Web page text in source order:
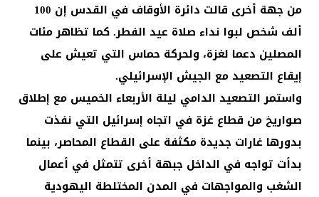
من جهة أخرى قالت دائرة الأوقاف في القدس إن 100
ألف شخص لبوا نداء صلاة عيد الفطر. كما تظاهر مئات
المصلين دعما لغزة، ولحركة حماس التي تعيش على
إيقاع التصعيد مع الجيش الإسرائيلي.
واستمر التصعيد الدامي ليلة الأربعاء الخميس مع إطلاق
صواريخ من قطاع غزة في اتجاه إسرائيل التي نفذت
بدورها غارات جديدة مكثفة على القطاع المحاصر، بينما
بدأت تواجه في الداخل جبهة أخرى تتمثل في أعمال
الشغب والمواجهات في المدن المختلطة اليهودية